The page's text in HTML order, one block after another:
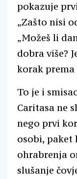
pokazuje
„Zašto nisi
„Možeš li
dobra više?
korak prema
To je i
Caritasa ne
nego prvi
osobi, paket
ohrabrenja
slušanje